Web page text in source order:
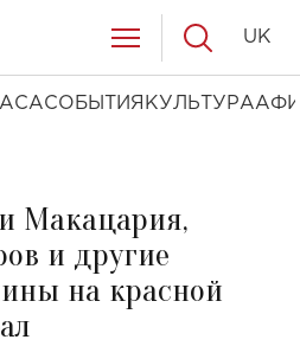
СОБЫТИЯ КУЛЬТУРА
UK
Макацария,
и другие
на красной